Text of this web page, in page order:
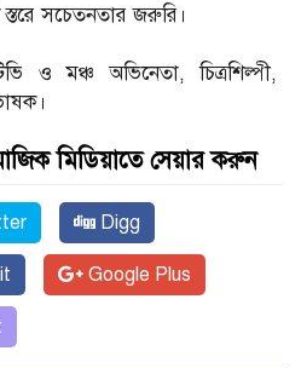
সচেতনতার জরুরি।
ও মঞ্চ অভিনেতা, চিত্রশিল্পী,
মিডিয়াতে সেয়ার করুন
Digg
Google Plus